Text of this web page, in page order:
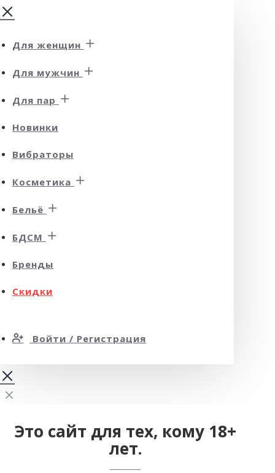
Для женщин
Для мужчин
Для пар
Новинки
Вибраторы
Косметика
Бельё
БДСМ
Бренды
Скидки
Войти / Регистрация
Это сайт для тех, кому 18+
лет.